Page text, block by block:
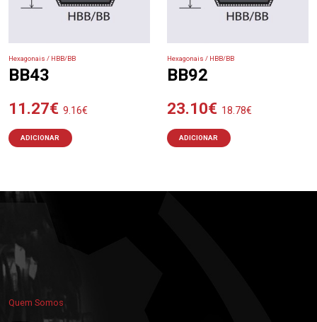
Hexagonais / HBB/BB
BB43
11.27€ 9.16€
ADICIONAR
Hexagonais / HBB/BB
BB92
23.10€ 18.78€
ADICIONAR
Quem Somos